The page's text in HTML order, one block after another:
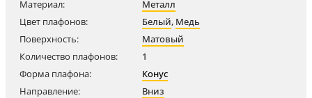
Материал:
Металл
Цвет плафонов:
Белый, Медь
Поверхность:
Матовый
Количество плафонов:
1
Форма плафона:
Конус
Направление:
Вниз